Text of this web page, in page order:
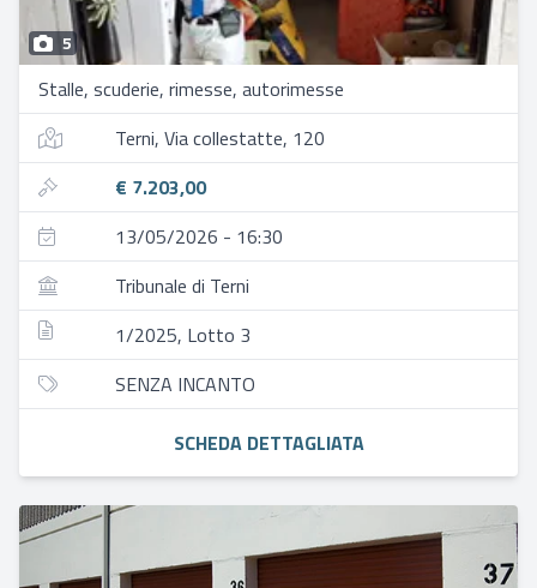
5
Stalle, scuderie, rimesse, autorimesse
Terni, Via collestatte, 120
€ 7.203,00
13/05/2026 - 16:30
Tribunale di Terni
1/2025, Lotto 3
SENZA INCANTO
SCHEDA DETTAGLIATA